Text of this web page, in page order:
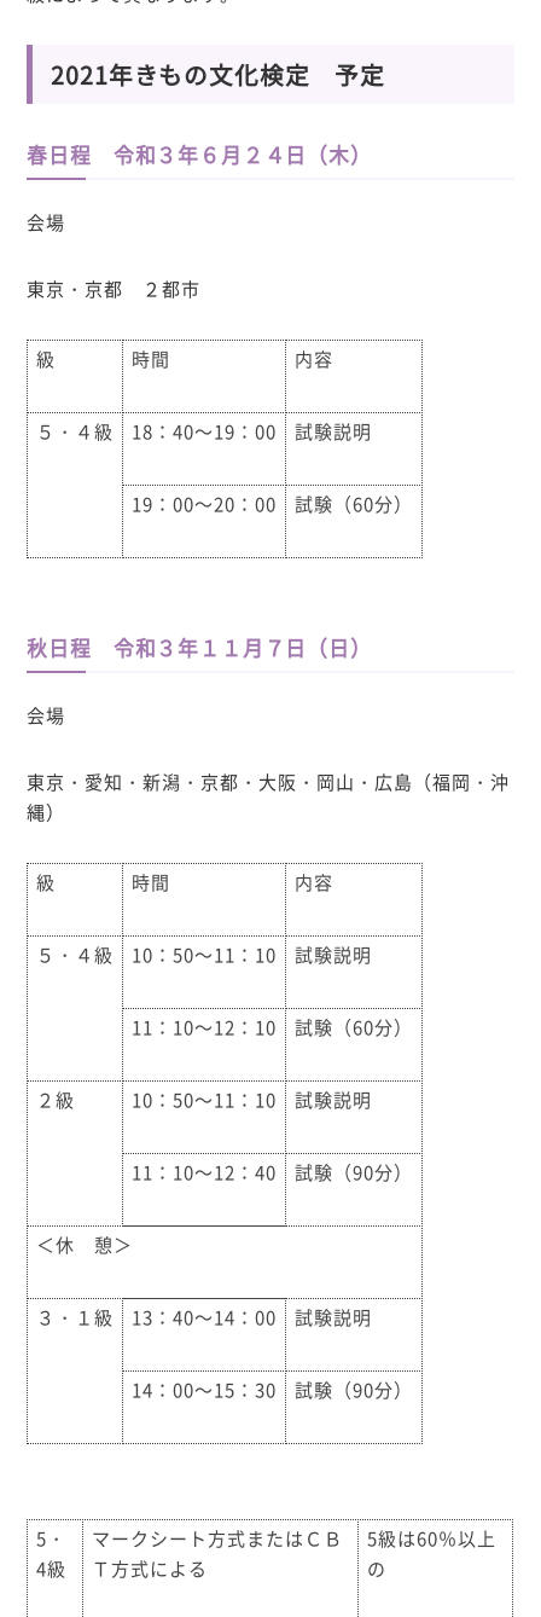
2021年きもの文化検定 予定
春日程 令和３年６月２４日（木）
会場
東京・京都 ２都市
級 時間 内容
５・４級 18：40～19：00 試験説明
19：00～20：00 試験（60分）
秋日程 令和３年１１月７日（日）
会場
東京・愛知・新潟・京都・大阪・岡山・広島（福岡・沖
縄）
級 時間 内容
５・４級 10：50～11：10 試験説明
11：10～12：10 試験（60分）
２級 10：50～11：10 試験説明
11：10～12：40 試験（90分）
＜休 憩＞
３・１級 13：40～14：00 試験説明
14：00～15：30 試験（90分）
5・
4級
マークシート方式またはＣＢ
Ｔ方式による
5級は60％以上
の